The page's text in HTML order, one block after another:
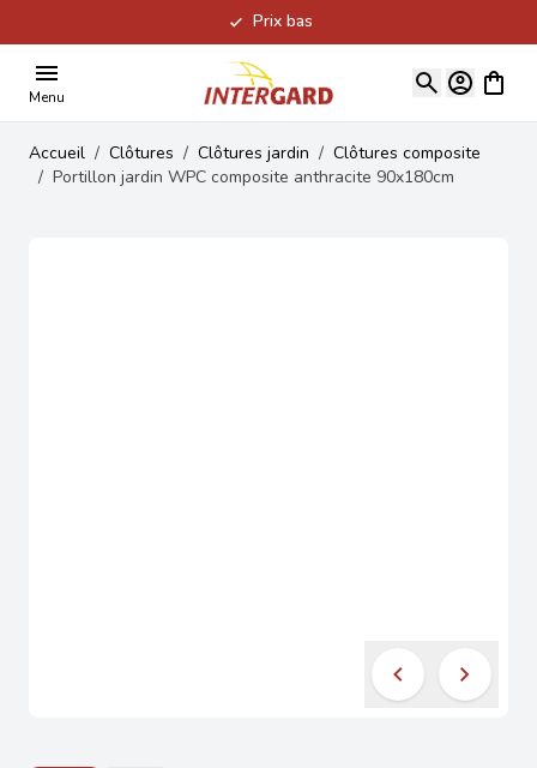
Prix bas
Menu
Voir
Accueil / Clôtures / Clôtures jardin / Clôtures composite
/ Portillon jardin WPC composite anthracite 90x180cm